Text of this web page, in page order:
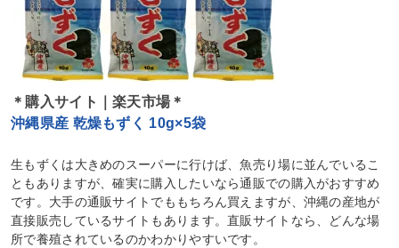
＊購入サイト｜楽天市場＊
沖縄県産 乾燥もずく 10g×5袋
生もずくは大きめのスーパーに行けば、魚売り場に並んでいるこ
ともありますが、確実に購入したいなら通販での購入がおすすめ
です。大手の通販サイトでももちろん買えますが、沖縄の産地が
直接販売しているサイトもあります。直販サイトなら、どんな場
所で養殖されているのかわかりやすいです。